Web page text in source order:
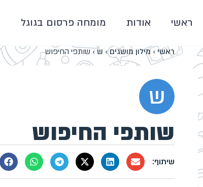
ראשי אודות מומחה פרסום בגוגל
ראשי ›מילון מושגים› ש›שותפי החיפוש
ש
שותפי החיפוש